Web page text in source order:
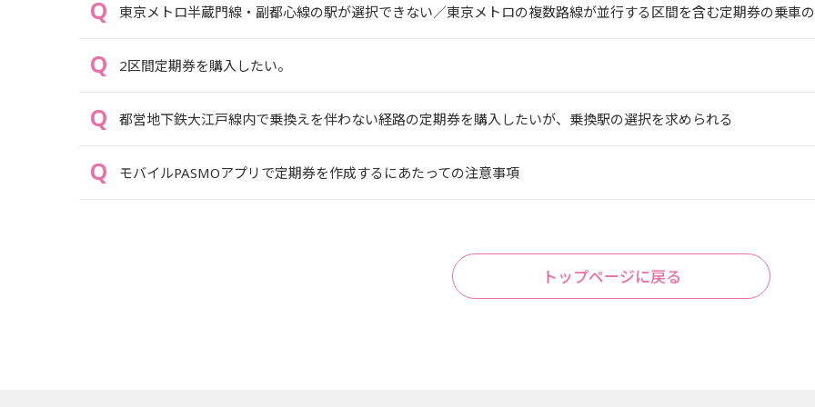
東京メトロ半蔵門線・副都心線の駅が選択できない／東京メトロの複数路線が並行する区間を含む定期券の乗車
2区間定期券を購入したい。
都営地下鉄大江戸線内で乗換えを伴わない経路の定期券を購入したいが、乗換駅の選択を求められる
モバイルPASMOアプリで定期券を作成するにあたっての注意事項
トップページに戻る